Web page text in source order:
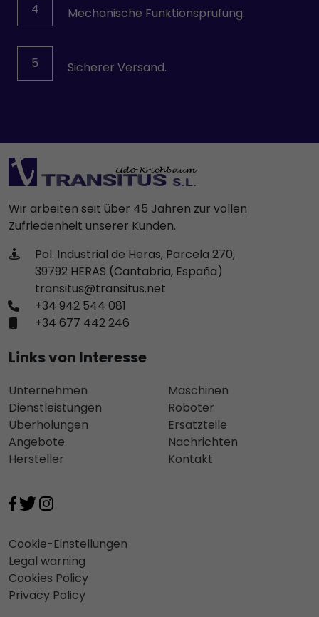
4 Mechanische Funktionsprüfung.
5 Sicherer Versand.
Wir arbeiten seit über 45 Jahren zur vollen
Zufriedenheit unserer Kunden.
Pol. Industrial de Heras, Parcela 270,
39792 HERAS (Cantabria, España)
transitus@transitus.net
+34 942 544 081
+34 677 442 246
Links von Interesse
Unternehmen
Dienstleistungen
Überholungen
Angebote
Hersteller
Maschinen
Roboter
Ersatzteile
Nachrichten
Kontakt
Cookie-Einstellungen
Legal warning
Cookies Policy
Privacy Policy